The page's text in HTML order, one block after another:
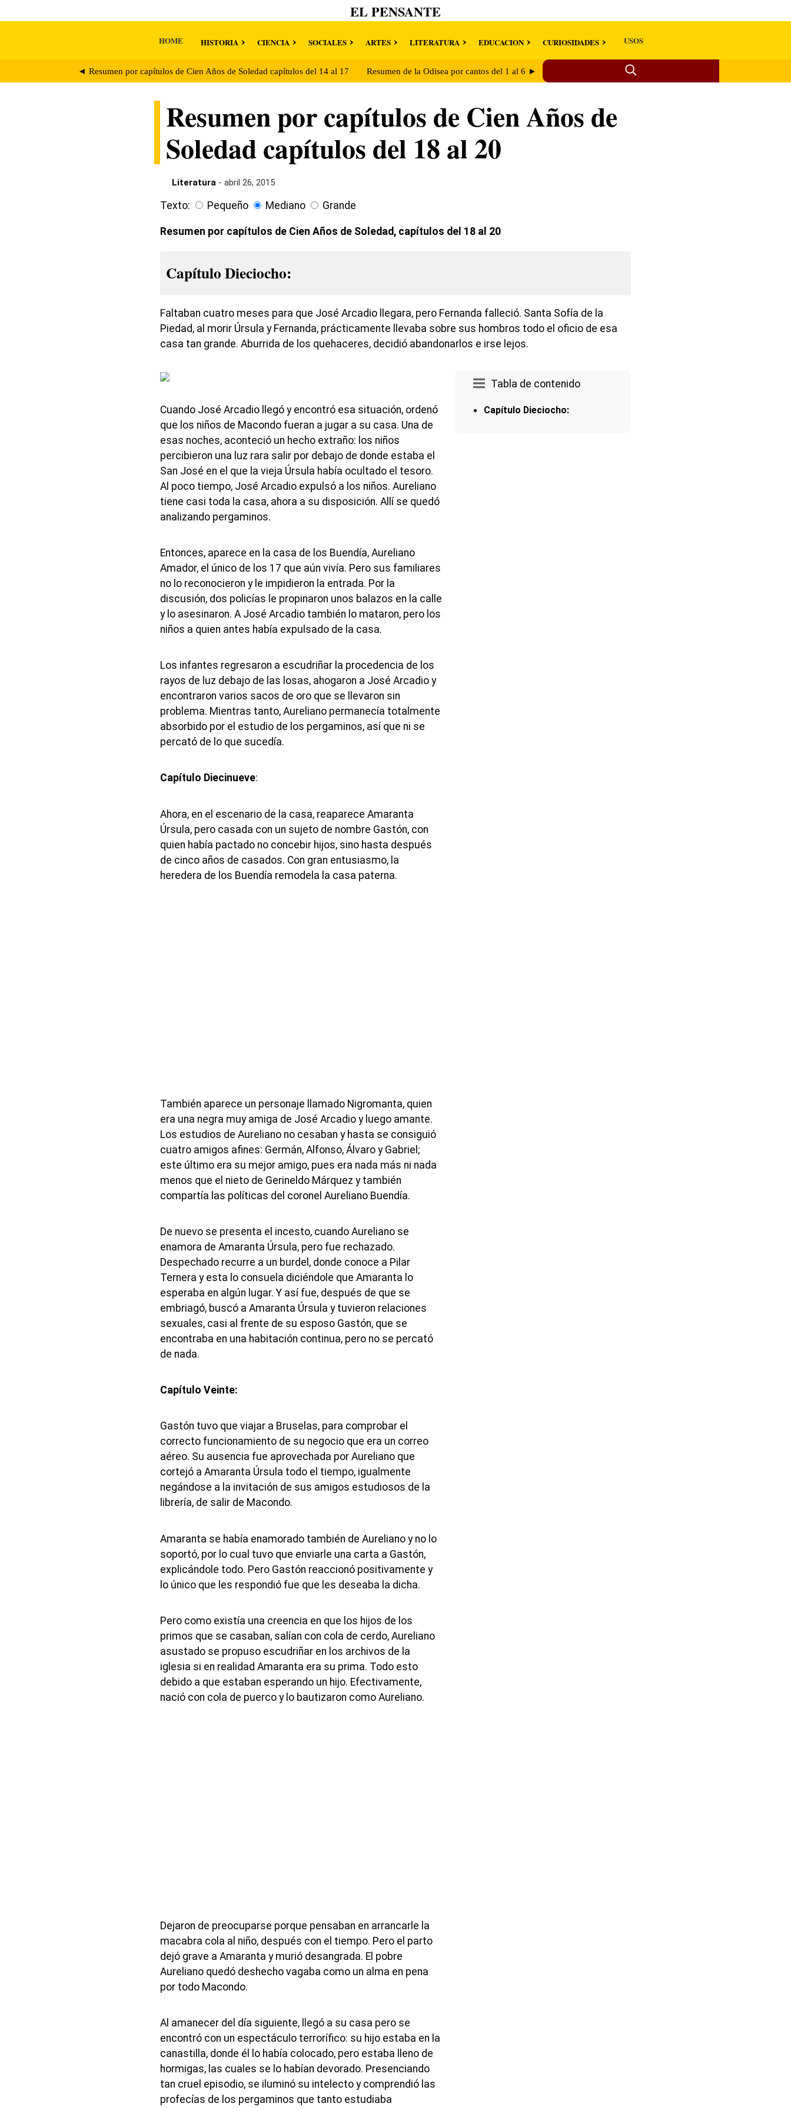
EL PENSANTE
HOME HISTORIA CIENCIA SOCIALES ARTES LITERATURA EDUCACION CURIOSIDADES USOS
◄ Resumen por capítulos de Cien Años de Soledad capítulos del 14 al 17 Resumen de la Odisea por cantos del 1 al 6 ►
Resumen por capítulos de Cien Años de
Soledad capítulos del 18 al 20
Literatura - abril 26, 2015
Texto: Pequeño Mediano Grande
Resumen por capítulos de Cien Años de Soledad, capítulos del 18 al 20
Capítulo Dieciocho:
Faltaban cuatro meses para que José Arcadio llegara, pero Fernanda falleció. Santa Sofía de la
Piedad, al morir Úrsula y Fernanda, prácticamente llevaba sobre sus hombros todo el oficio de esa
casa tan grande. Aburrida de los quehaceres, decidió abandonarlos e irse lejos.
Tabla de contenido
Capítulo Dieciocho:
Cuando José Arcadio llegó y encontró esa situación, ordenó
que los niños de Macondo fueran a jugar a su casa. Una de
esas noches, aconteció un hecho extraño: los niños
percibieron una luz rara salir por debajo de donde estaba el
San José en el que la vieja Úrsula había ocultado el tesoro.
Al poco tiempo, José Arcadio expulsó a los niños. Aureliano
tiene casi toda la casa, ahora a su disposición. Allí se quedó
analizando pergaminos.
Entonces, aparece en la casa de los Buendía, Aureliano
Amador, el único de los 17 que aún vivía. Pero sus familiares
no lo reconocieron y le impidieron la entrada. Por la
discusión, dos policías le propinaron unos balazos en la calle
y lo asesinaron. A José Arcadio también lo mataron, pero los
niños a quien antes había expulsado de la casa.
Los infantes regresaron a escudriñar la procedencia de los
rayos de luz debajo de las losas, ahogaron a José Arcadio y
encontraron varios sacos de oro que se llevaron sin
problema. Mientras tanto, Aureliano permanecía totalmente
absorbido por el estudio de los pergaminos, así que ni se
percató de lo que sucedía.
Capítulo Diecinueve:
Ahora, en el escenario de la casa, reaparece Amaranta
Úrsula, pero casada con un sujeto de nombre Gastón, con
quien había pactado no concebir hijos, sino hasta después
de cinco años de casados. Con gran entusiasmo, la
heredera de los Buendía remodela la casa paterna.
También aparece un personaje llamado Nigromanta, quien
era una negra muy amiga de José Arcadio y luego amante.
Los estudios de Aureliano no cesaban y hasta se consiguió
cuatro amigos afines: Germán, Alfonso, Álvaro y Gabriel;
este último era su mejor amigo, pues era nada más ni nada
menos que el nieto de Gerineldo Márquez y también
compartía las políticas del coronel Aureliano Buendía.
De nuevo se presenta el incesto, cuando Aureliano se
enamora de Amaranta Úrsula, pero fue rechazado.
Despechado recurre a un burdel, donde conoce a Pilar
Ternera y esta lo consuela diciéndole que Amaranta lo
esperaba en algún lugar. Y así fue, después de que se
embriagó, buscó a Amaranta Úrsula y tuvieron relaciones
sexuales, casi al frente de su esposo Gastón, que se
encontraba en una habitación continua, pero no se percató
de nada.
Capítulo Veinte:
Gastón tuvo que viajar a Bruselas, para comprobar el
correcto funcionamiento de su negocio que era un correo
aéreo. Su ausencia fue aprovechada por Aureliano que
cortejó a Amaranta Úrsula todo el tiempo, igualmente
negándose a la invitación de sus amigos estudiosos de la
librería, de salir de Macondo.
Amaranta se había enamorado también de Aureliano y no lo
soportó, por lo cual tuvo que enviarle una carta a Gastón,
explicándole todo. Pero Gastón reaccionó positivamente y
lo único que les respondió fue que les deseaba la dicha.
Pero como existía una creencia en que los hijos de los
primos que se casaban, salían con cola de cerdo, Aureliano
asustado se propuso escudriñar en los archivos de la
iglesia si en realidad Amaranta era su prima. Todo esto
debido a que estaban esperando un hijo. Efectivamente,
nació con cola de puerco y lo bautizaron como Aureliano.
Dejaron de preocuparse porque pensaban en arrancarle la
macabra cola al niño, después con el tiempo. Pero el parto
dejó grave a Amaranta y murió desangrada. El pobre
Aureliano quedó deshecho vagaba como un alma en pena
por todo Macondo.
Al amanecer del día siguiente, llegó a su casa pero se
encontró con un espectáculo terrorífico: su hijo estaba en la
canastilla, donde él lo había colocado, pero estaba lleno de
hormigas, las cuales se lo habían devorado. Presenciando
tan cruel episodio, se iluminó su intelecto y comprendió las
profecías de los pergaminos que tanto estudiaba